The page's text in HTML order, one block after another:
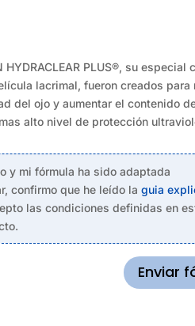
PLUS®, su especial
lacrimal, fueron creados para
del ojo y aumentar el contenido
alto nivel de protección
y mi fórmula ha sido adaptada
confirmo que he leído la guia
las condiciones definidas en
Enviar